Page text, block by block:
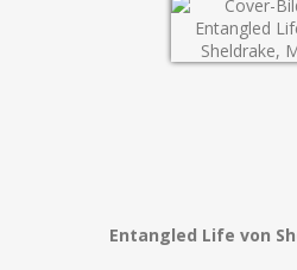
Entangled Life von